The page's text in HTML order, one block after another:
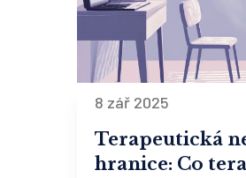
8 zář 2025
Terapeutická
hranice: Co